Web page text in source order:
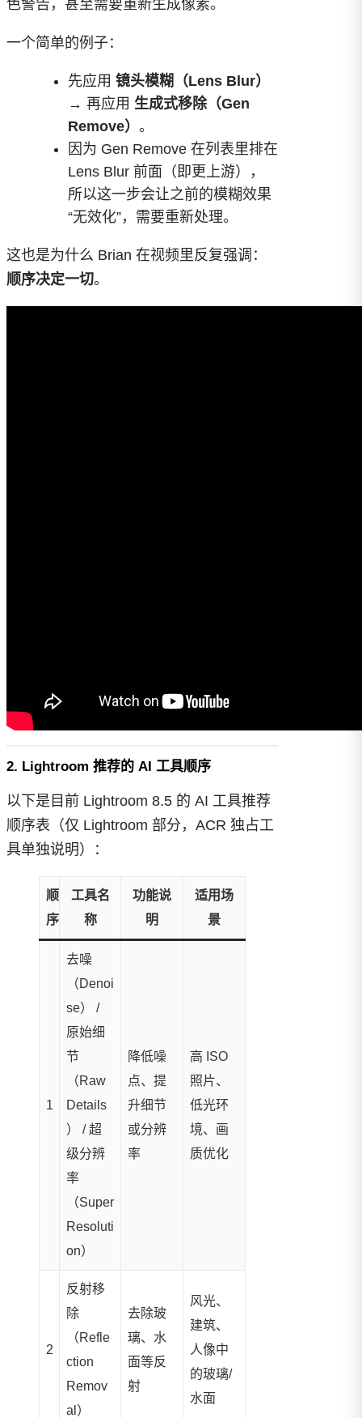
色警告，甚至需要重新生成像素。
一个简单的例子：
先应用 镜头模糊（Lens Blur）
→ 再应用 生成式移除（Gen
Remove） 。
因为 Gen Remove 在列表里排在
Lens Blur 前面（即更上游），
所以这一步会让之前的模糊效果
“无效化”，需要重新处理。
这也是为什么 Brian 在视频里反复强调：
顺序决定一切。
2. Lightroom 推荐的 AI 工具顺序
以下是目前 Lightroom 8.5 的 AI 工具推荐
顺序表（仅 Lightroom 部分，ACR 独占工
具单独说明）：
顺
序
工具名
称
功能说
明
适用场
景
1
去噪
（Denoi
se） /
原始细
节
（Raw
Details
） / 超
级分辨
率
（Super
Resoluti
on）
降低噪
点、提
升细节
或分辨
率
高 ISO
照片、
低光环
境、画
质优化
2
反射移
除
（Refle
ction
Remov
al）
去除玻
璃、水
面等反
射
风光、
建筑、
人像中
的玻璃/
水面